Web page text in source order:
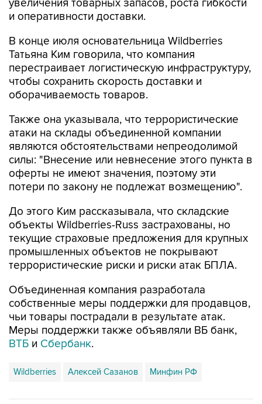
В конце июля основательница Wildberries
перестраивает логистическую инфраструктуру,
чтобы сохранить скорость доставки и
оборачиваемость товаров.
Также она указывала, что террористические
являются обстоятельствами непреодолимой
силы: "Внесение или невнесение этого пункта в
оферты не имеют значения, поэтому эти
потери по закону не подлежат возмещению".
До этого Ким рассказывала, что складские
текущие страховые предложения для крупных
промышленных объектов не покрывают
террористические риски и риски атак БПЛА.
Объединенная компания разработала
чьи товары пострадали в результате атак.
Меры поддержки также объявляли ВБ банк,
ВТБ иСбербанк.
Wildberries Алексей Сазанов